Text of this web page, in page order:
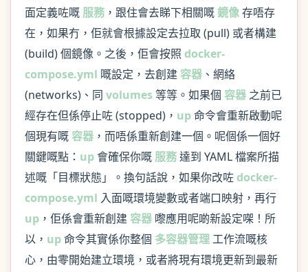
面定義咗嘅 服務 ，跟住會去睇下相關嘅鏡像存唔存
在，如果冇，佢就會根據設定去拉取 (pull) 或者構建
(build) 個鏡像。之後，佢會按照 docker-
compose.yml 嘅設定，去創建容器 、網絡
(networks)、同 volumes等等。如果個 容器 之前已
經存在但係停止咗 (stopped)， up命令會重新啟動呢
個現有嘅容器 ，而唔係重新創建一個。呢個係一個好
關鍵嘅點： up會確保你嘅 服務達到 YAML 檔案所描
述嘅「目標狀態」。換句話說，如果你改咗docker-
compose.yml 入面嘅環境變數或者端口映射，再行
up ，佢係會重新創建容器 嚟應用呢啲新設定㗎！所
以， up命令其實係你整個 多容器管理工作流嘅核
心，由零開始建立環境，或者將現有環境更新到最新